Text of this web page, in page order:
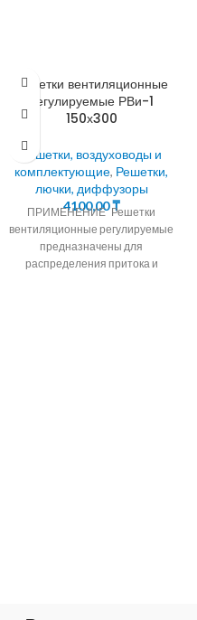
Решетки вентиляционные
регулируемые РВи-1
150х300
Решетки, воздуховоды и
комплектующие, Решетки,
лючки, диффузоры
4100,00₸
ПРИМЕНЕНИЕ Решетки
вентиляционные регулируемые
предназначены для
распределения притока и